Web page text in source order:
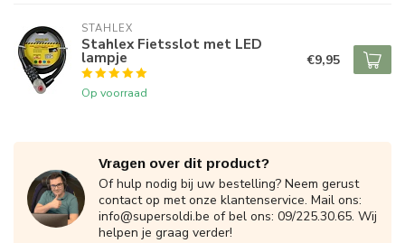
STAHLEX
Stahlex Fietsslot met LED
lampje
Op voorraad
€9,95
Vragen over dit product?
Of hulp nodig bij uw bestelling? Neem gerust
contact op met onze klantenservice. Mail ons:
info@supersoldi.be of bel ons: 09/225.30.65. Wij
helpen je graag verder!